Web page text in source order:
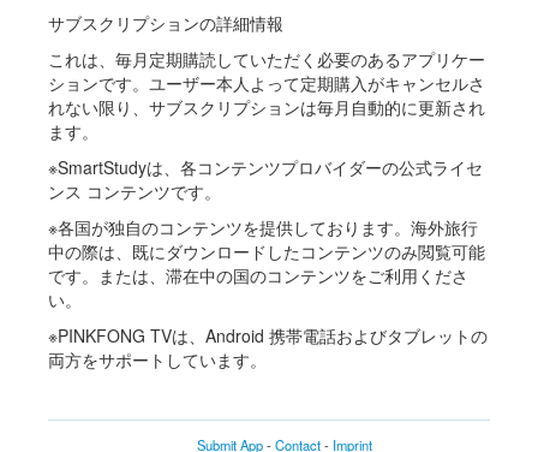
サブスクリプションの詳細情報
これは、毎月定期購読していただく必要のあるアプリケー
ションです。ユーザー本人よって定期購入がキャンセルさ
れない限り、サブスクリプションは毎月自動的に更新され
ます。
※SmartStudyは、各コンテンツプロバイダーの公式ライセ
ンス コンテンツです。
※各国が独自のコンテンツを提供しております。海外旅行
中の際は、既にダウンロードしたコンテンツのみ閲覧可能
です。または、滞在中の国のコンテンツをご利用くださ
い。
※PINKFONG TVは、Android 携帯電話およびタブレットの
両方をサポートしています。
Submit App-Contact- Imprint